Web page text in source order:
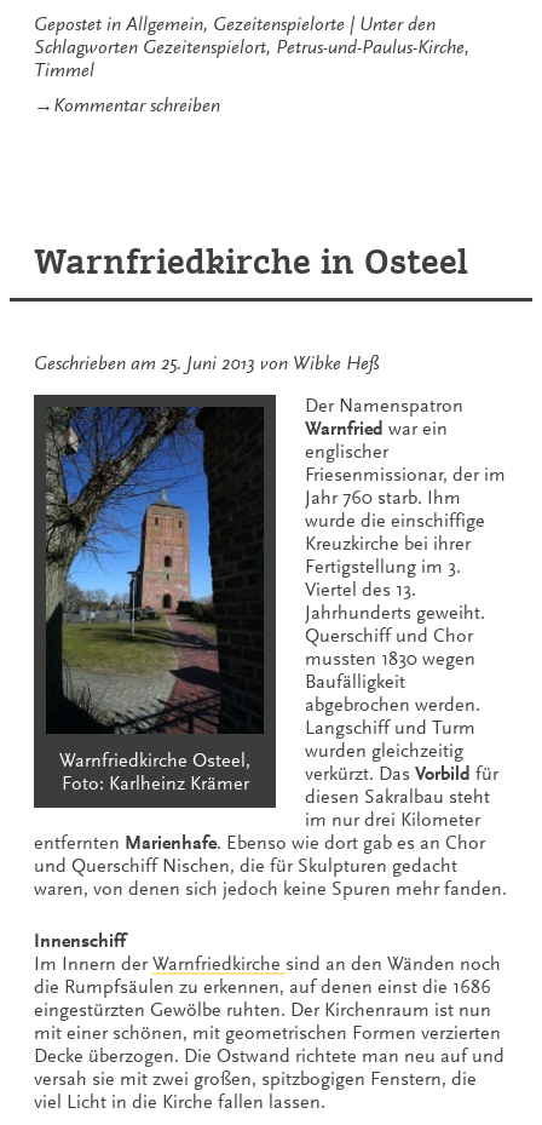
Timmel“
Gepostet in Allgemein, Gezeitenspielorte
Unter den
Schlagworten Gezeitenspielort, Petrus-und-Paulus-Kirche,
Timmel
→ Kommentar schreibenzu
Warnfriedkirche in Osteel
Geschrieben am 25. Juni 2013 von Wibke Heß
Warnfriedkirche Osteel,
Foto: Karlheinz Krämer
Der Namenspatron
Warnfried war ein
englischer
Friesenmissionar, der im
Jahr 760 starb. Ihm
wurde die einschiffige
Kreuzkirche bei ihrer
Fertigstellung im 3.
Viertel des 13.
Jahrhunderts geweiht.
Querschiff und Chor
mussten 1830 wegen
Baufälligkeit
abgebrochen werden.
Langschiff und Turm
wurden gleichzeitig
verkürzt. Das Vorbild für
diesen Sakralbau steht
im nur drei Kilometer
entfernten Marienhafe. Ebenso wie dort gab es an Chor
und Querschiff Nischen, die für Skulpturen gedacht
waren, von denen sich jedoch keine Spuren mehr fanden.
Innenschiff
Im Innern derWarnfriedkirche sind an den Wänden noch
die Rumpfsäulen zu erkennen, auf denen einst die 1686
eingestürzten Gewölbe ruhten. Der Kirchenraum ist nun
mit einer schönen, mit geometrischen Formen verzierten
Decke überzogen. Die Ostwand richtete man neu auf und
versah sie mit zwei großen, spitzbogigen Fenstern, die
viel Licht in die Kirche fallen lassen.